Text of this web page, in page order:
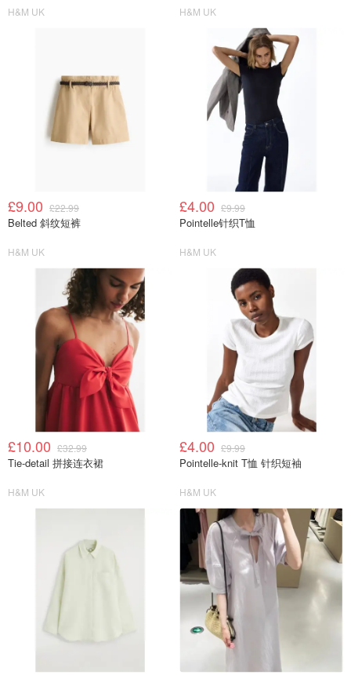
H&M UK H&M UK
£9.00 £22.99
Belted 斜纹短裤
H&M UK
£4.00 £9.99
Pointelle针织T恤
H&M UK
£10.00 £32.99
Tie-detail 拼接连衣裙
H&M UK
£4.00 £9.99
Pointelle-knit T恤 针织短袖
H&M UK